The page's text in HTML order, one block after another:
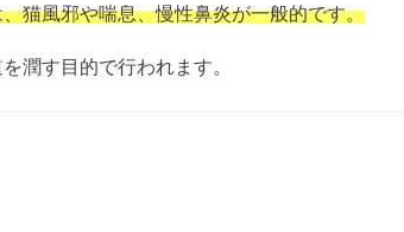
猫風邪や喘息、慢性鼻炎が一般的です。
潤す目的で行われます。